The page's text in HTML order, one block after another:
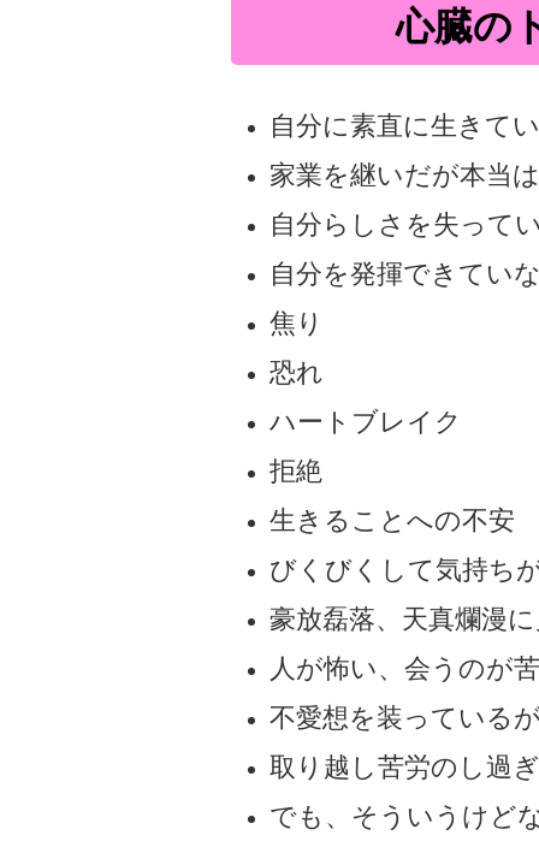
心臓の
自分に素直に生きて
家業を継いだが本当
自分らしさを失って
自分を発揮できてい
焦り
恐れ
ハートブレイク
拒絶
生きることへの不安
びくびくして気持ち
豪放磊落、天真爛漫
人が怖い、会うのが
不愛想を装っている
取り越し苦労のし過ぎ
でも、そういうけど